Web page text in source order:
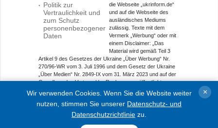
Politik zur
Vertraulichkeit und
zum Schutz
personenbezogener
Daten
die Webseite „ukrinform.de“
und auf die Webseite des
ausländisches Mediums
zulässig. Texte mit dem
Vermerk „Werbung“ oder mit
einem Disclaimer: „Das
Material wird gemäß Teil 3
Artikel 9 des Gesetzes der Ukraine „Über Werbung“ Nr.
270/96-WR vom 3. Juli 1996 und dem Gesetz der Ukraine
„Über Medien“ Nr. 2849-IX vom 31. März 2023 und auf der
Grundlage des Vertrags/der Rechnung veröffentlicht.
Objekt im Bereich Onlinemedien; Medien-ID R40-01421.
© 2015-2026 Ukrinform. Alle Rechte sind geschützt.
Wir verwenden Cookies. Wenn Sie die Website weiter
nutzen, stimmen Sie unserer Datenschutz- und
Datenschutzrichtlinie zu.
×